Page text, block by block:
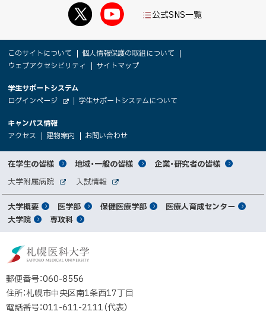
公式SNS一覧
サ
イ
ト
報
このサイトについて
個人情報保護の取組について
ウェブアクセシビリティ
サイトマップ
大
学
関
者
向
け
学生サポートシステム
ログインページ
イ
ト
（
新
ィ
ド
ウ
で
開
き
ま
す
学生サポートシステムについて
キャンパス情報
アクセス
（
新
規
ウ
ィ
ン
ド
ウ
で
開
き
ま
）
建物案内
（
新
規
ウ
ィ
ン
ド
ウ
で
き
ま
）
お問い合わせ
規
ウ
ィ
ウ
で
開
ま
サ
イ
ト
マ
プ
対
象
者
別
メ
ュ
ー
在学生の皆様 地域・一般の皆様 企業・研究者の皆様
関
連
サ
大学附属病院
サ
イ
ト
入試情報
サ
メ
イ
メ
ュ
ー
大学概要 医学部 保健医療学部
医療人育成センター
大学院
専攻科
立
大
郵便番号：060-8556
住所：札幌市中央区南1条西17丁目
電話番号：011-611-2111（代表）